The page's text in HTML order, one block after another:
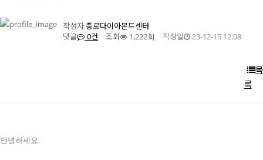
작성자종로다이아몬드센터
댓글
0건 조회 1,222회 작성일 23-12-15 12:08
목
록
안녕하세요.